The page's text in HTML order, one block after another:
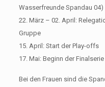
Wasserfreunde Spandau 04)
22. März – 02. April:
Gruppe
15. April: Start der Play-offs
17. Mai: Beginn der
Bei den Frauen sind die